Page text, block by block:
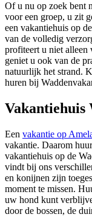
Of u nu op zoek bent
voor een groep, u zit
een vakantiehuis op
van de volledig
profiteert u niet alleen
geniet u ook van de
natuurlijk het strand.
huren bij
Vakantiehuis
Een vakantie op
vakantie. Daarom
vakantiehuis op de
vindt bij ons
en konijnen zijn
moment te missen.
uw hond kunt
door de bossen, de